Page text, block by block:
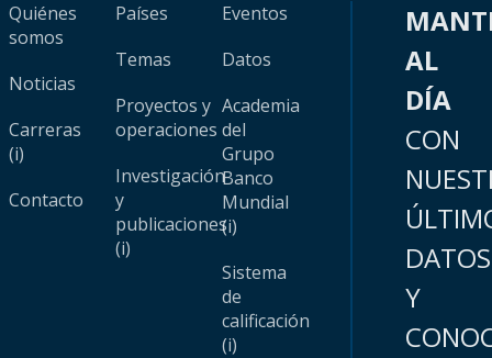
Quiénes
somos
Noticias
Carreras
(i)
Contacto
Países
Temas
Proyectos y
operaciones
Investigación
y
publicaciones
(i)
Eventos
Datos
Academia
del
Grupo
Banco
Mundial
(i)
Sistema
de
calificación
(i)
AL
DÍA
CON
DATOS
Y